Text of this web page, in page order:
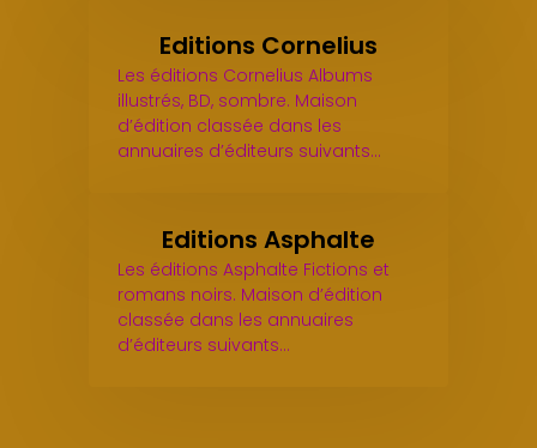
Editions Cornelius
Les éditions Cornelius Albums
illustrés, BD, sombre. Maison
d’édition classée dans les
annuaires d’éditeurs suivants…
Editions Asphalte
Les éditions Asphalte Fictions et
romans noirs. Maison d’édition
classée dans les annuaires
d’éditeurs suivants…